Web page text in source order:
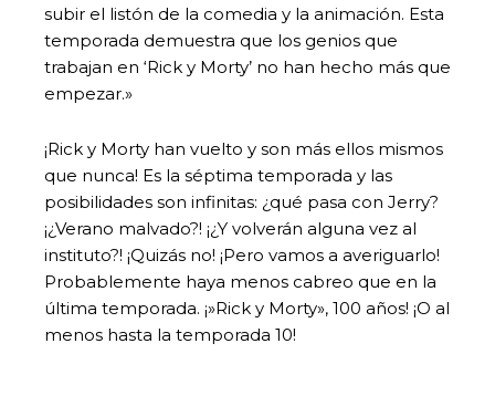
subir el listón de la comedia y la animación. Esta
temporada demuestra que los genios que
trabajan en ‘Rick y Morty’ no han hecho más que
empezar.»
¡Rick y Morty han vuelto y son más ellos mismos
que nunca! Es la séptima temporada y las
posibilidades son infinitas: ¿qué pasa con Jerry?
¡¿Verano malvado?! ¡¿Y volverán alguna vez al
instituto?! ¡Quizás no! ¡Pero vamos a averiguarlo!
Probablemente haya menos cabreo que en la
última temporada. ¡»Rick y Morty», 100 años! ¡O al
menos hasta la temporada 10!